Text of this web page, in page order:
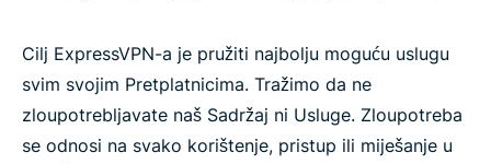
Cilj ExpressVPN-a je pružiti najbolju moguću uslugu
svim svojim Pretplatnicima. Tražimo da ne
zloupotrebljavate naš Sadržaj ni Usluge. Zloupotreba
se odnosi na svako korištenje, pristup ili miješanje u